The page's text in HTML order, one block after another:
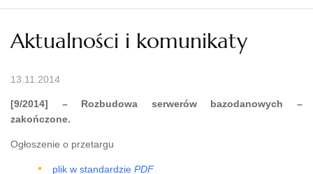
Aktualności i komunikaty
13.11.2014
[9/2014] – Rozbudowa serwerów bazodanowych –
zakończone.
Ogłoszenie o przetargu
plik w standardzie PDF